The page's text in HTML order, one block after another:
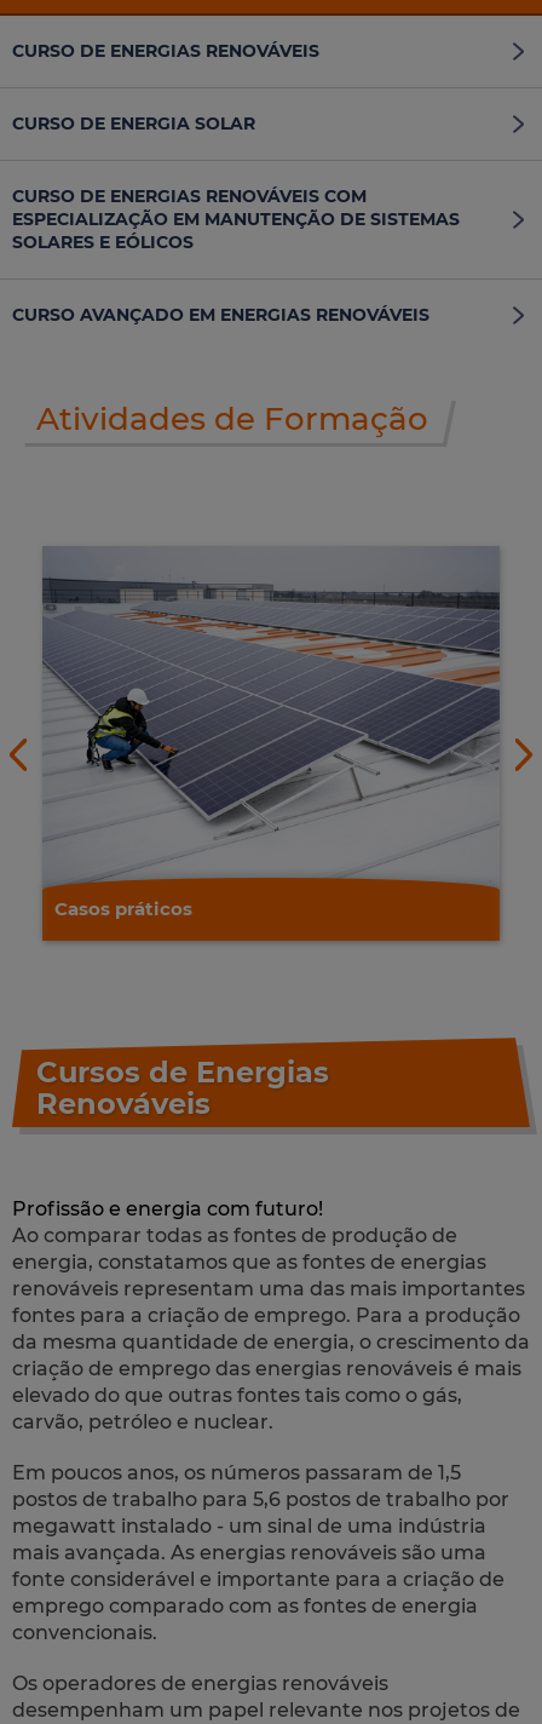
CURSO DE ENERGIAS RENOVÁVEIS
CURSO DE ENERGIA SOLAR
CURSO DE ENERGIAS RENOVÁVEIS COM
ESPECIALIZAÇÃO EM MANUTENÇÃO DE SISTEMAS
SOLARES E EÓLICOS
CURSO AVANÇADO EM ENERGIAS RENOVÁVEIS
Atividades de Formação
Casos práticos
Cursos de Energias
Renováveis
Profissão e energia com futuro!
Ao comparar todas as fontes de produção de
energia, constatamos que as fontes de energias
renováveis representam uma das mais importantes
fontes para a criação de emprego. Para a produção
da mesma quantidade de energia, o crescimento da
criação de emprego das energias renováveis é mais
elevado do que outras fontes tais como o gás,
carvão, petróleo e nuclear.
Em poucos anos, os números passaram de 1,5
postos de trabalho para 5,6 postos de trabalho por
megawatt instalado - um sinal de uma indústria
mais avançada. As energias renováveis são uma
fonte considerável e importante para a criação de
emprego comparado com as fontes de energia
convencionais.
Os operadores de energias renováveis
desempenham um papel relevante nos projetos de